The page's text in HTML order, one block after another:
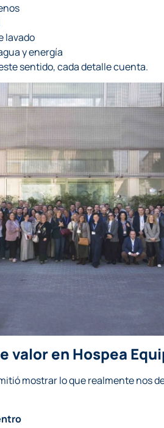
lavado
y energía
sentido, cada detalle cuenta.
valor en Hospea
mostrar lo que realmente nos